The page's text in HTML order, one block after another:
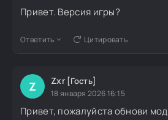
Привет. Версия игры?
Ответить Цитировать
Z Zxr [Гость]
18 января 2026 16:15
Привет, пожалуйста обнови мод